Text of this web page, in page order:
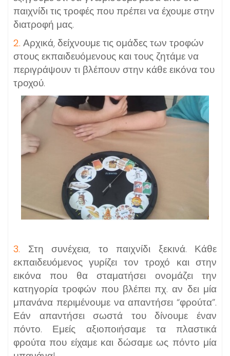
παιχνίδι τις τροφές που πρέπει να έχουμε στην
διατροφή μας.
2. Αρχικά, δείχνουμε τις ομάδες των τροφών
στους εκπαιδευόμενους και τους ζητάμε να
περιγράψουν τι βλέπουν στην κάθε εικόνα του
τροχού.
3. Στη συνέχεια, το παιχνίδι ξεκινά. Κάθε
εκπαιδευόμενος γυρίζει τον τροχό και στην
εικόνα που θα σταματήσει ονομάζει την
κατηγορία τροφών που βλέπει πχ. αν δει μία
μπανάνα περιμένουμε να απαντήσει “φρούτα”.
Εάν απαντήσει σωστά του δίνουμε έναν
πόντο. Εμείς αξιοποιήσαμε τα πλαστικά
φρούτα που είχαμε και δώσαμε ως πόντο μία